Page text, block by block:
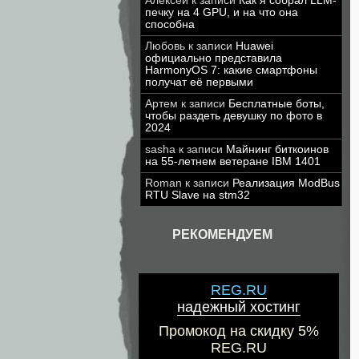
печку на 4 GPU, и на что она
способна
Любовь к записи Huawei
официально представила
HarmonyOS 7: какие смартфоны
получат её первыми
Артем к записи Бесплатные боты,
чтобы раздеть девушку по фото в
2024
sasha к записи Майнинг биткоинов
на 55-летнем ветеране IBM 1401
Roman к записи Реализация ModBus
RTU Slave на stm32
РЕКОМЕНДУЕМ
REG.RU
надежный хостинг
Промокод на скидку 5%
REG.RU